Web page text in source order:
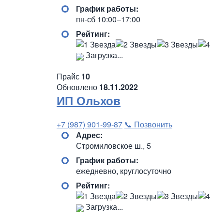
График работы:
пн-сб 10:00–17:00
Рейтинг:
Загрузка...
Прайс 10
Обновлено 18.11.2022
ИП Ольхов
+7 (987) 901-99-87 📞 Позвонить
Адрес:
Стромиловское ш., 5
График работы:
ежедневно, круглосуточно
Рейтинг:
Загрузка...